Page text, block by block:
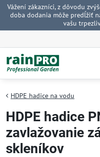
Vážení zákazníci, z dôvodu
doba dodania môže predĺžiť
vašu
HDPE hadice na vodu
HDPE hadice
zavlažovanie
skleníkov